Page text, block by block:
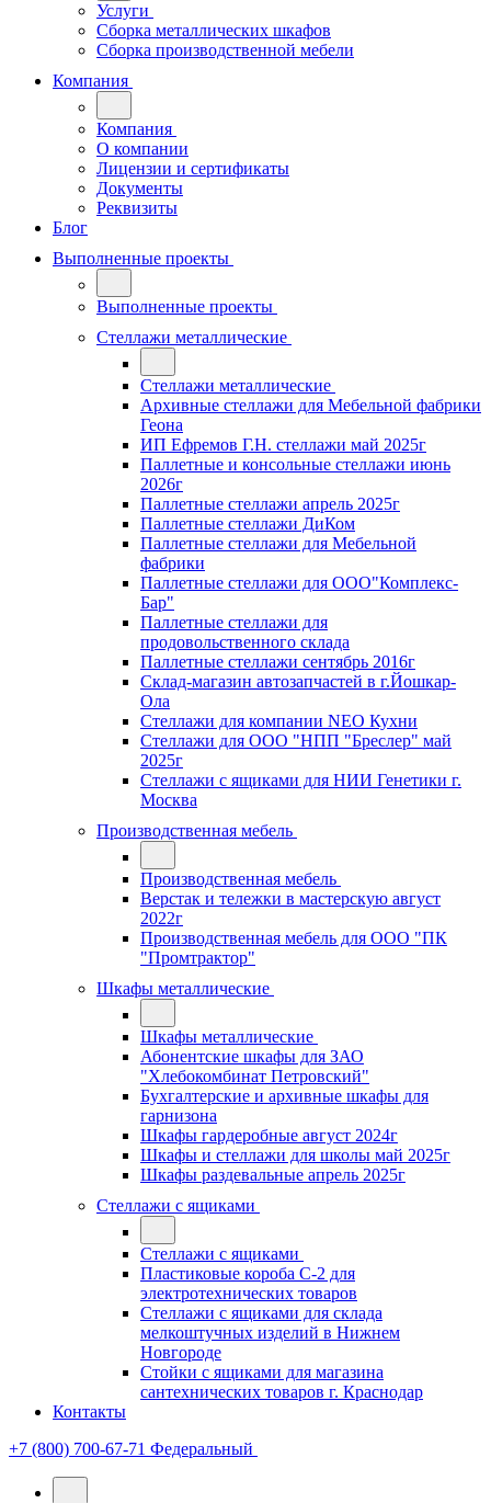
Услуги
Сборка металлических шкафов
Сборка производственной мебели
Компания
Компания
О компании
Лицензии и сертификаты
Документы
Реквизиты
Блог
Выполненные проекты
Выполненные проекты
Стеллажи металлические
Стеллажи металлические
Архивные стеллажи для Мебельной фабрики
Геона
ИП Ефремов Г.Н. стеллажи май 2025г
Паллетные и консольные стеллажи июнь
2026г
Паллетные стеллажи апрель 2025г
Паллетные стеллажи ДиКом
Паллетные стеллажи для Мебельной
фабрики
Паллетные стеллажи для ООО"Комплекс-
Бар"
Паллетные стеллажи для
продовольственного склада
Паллетные стеллажи сентябрь 2016г
Склад-магазин автозапчастей в г.Йошкар-
Ола
Стеллажи для компании NEO Кухни
Стеллажи для ООО "НПП "Бреслер" май
2025г
Стеллажи с ящиками для НИИ Генетики г.
Москва
Производственная мебель
Производственная мебель
Верстак и тележки в мастерскую август
2022г
Производственная мебель для ООО "ПК
"Промтрактор"
Шкафы металлические
Шкафы металлические
Абонентские шкафы для ЗАО
"Хлебокомбинат Петровский"
Бухгалтерские и архивные шкафы для
гарнизона
Шкафы гардеробные август 2024г
Шкафы и стеллажи для школы май 2025г
Шкафы раздевальные апрель 2025г
Стеллажи с ящиками
Стеллажи с ящиками
Пластиковые короба С-2 для
электротехнических товаров
Стеллажи с ящиками для склада
мелкоштучных изделий в Нижнем
Новгороде
Стойки с ящиками для магазина
сантехнических товаров г. Краснодар
Контакты
+7 (800) 700-67-71 Федеральный